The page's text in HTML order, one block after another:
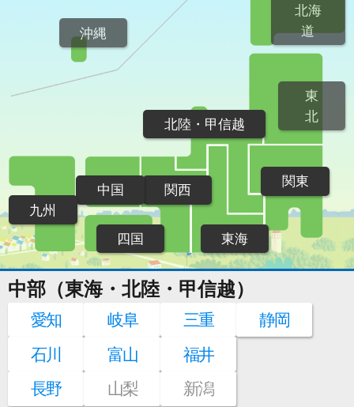
北海
道
東
北
関東
北陸・甲信越
東海
関西
中国
四国
九州
沖縄
中部（東海・北陸・甲信越）
愛知 岐阜 三重
静岡
石川
富山
福井
長野
山梨 新潟